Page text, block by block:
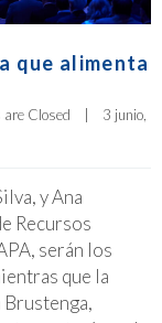
que alimenta
Closed
3 junio,
y Ana
Recursos
serán los
que la